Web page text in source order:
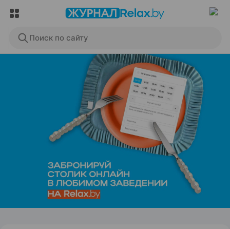
Поиск по сайту
ЭФФЕКТИВНАЯ РЕКЛАМА НА САЙТЕ